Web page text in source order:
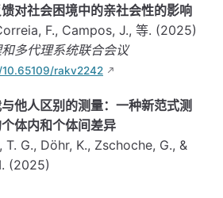
对社会困境中的亲社会性的影响
F., Campos, J., 等. (2025)
多代理系统联合会议
rakv2242
他人区别的测量：一种新范式测
体内和个体间差异
T. G., Döhr, K., Zschoche, G., &
(2025)